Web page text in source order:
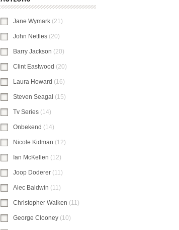
Jane Wymark (21)
John Nettles (20)
Barry Jackson (20)
Clint Eastwood (20)
Laura Howard (16)
Steven Seagal (15)
Tv Series (14)
Onbekend (14)
Nicole Kidman (12)
Ian McKellen (12)
Joop Doderer (11)
Alec Baldwin (11)
Christopher Walken (11)
George Clooney (10)